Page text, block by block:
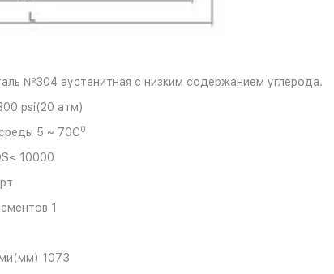
№304 аустенитная с низким содержанием углерода.
psi(20 атм)
5 ~ 70С0
10000
1
1073